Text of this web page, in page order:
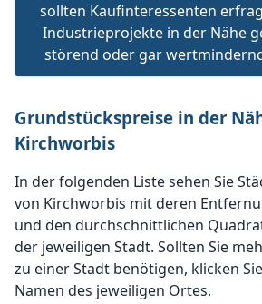
sollten Kaufinteressenten
Industrieprojekte in der Nähe
störend oder gar
Grundstückspreise in der
Kirchworbis
In der folgenden Liste sehen Sie
von Kirchworbis mit deren
und den durchschnittlichen
der jeweiligen Stadt. Sollten Sie
zu einer Stadt benötigen, klicken
Namen des jeweiligen Ortes.